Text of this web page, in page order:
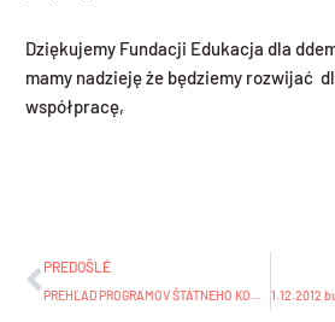
Dziękujemy Fundacji Edukacja dla
mamy nadzieję że będziemy rozwijać
współpracę,
PREDOŠLÉ